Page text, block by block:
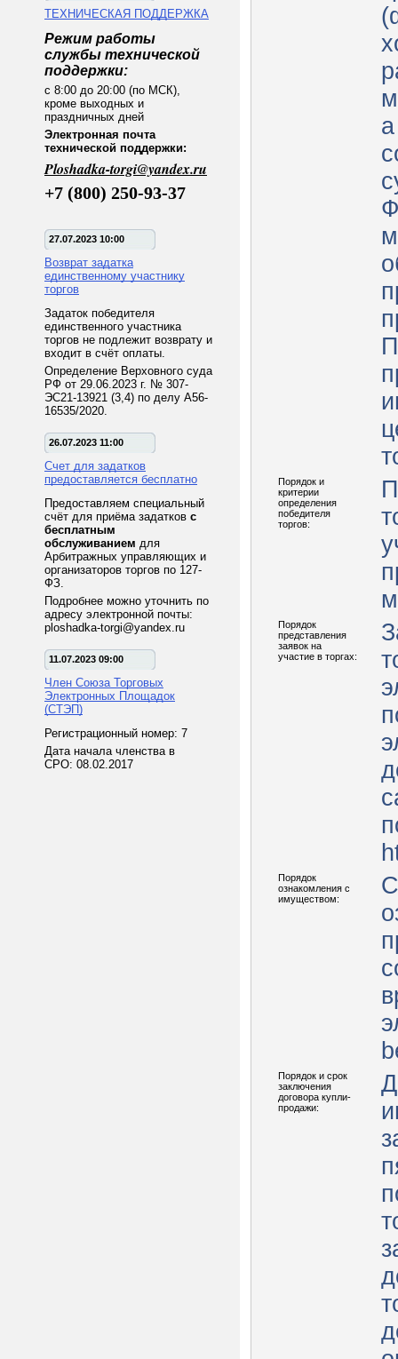
ТЕХНИЧЕСКАЯ ПОДДЕРЖКА
Режим работы
службы технической
поддержки:
с 8:00 до 20:00 (по МСК),
кроме выходных и
праздничных дней
Электронная почта
технической поддержки:
Ploshadka-torgi@yandex.ru
+7 (800) 250-93-37
27.07.2023 10:00
Возврат задатка
единственному участнику
торгов
Задаток победителя
единственного участника
торгов не подлежит возврату и
входит в счёт оплаты.
Определение Верховного суда
РФ от 29.06.2023 г. № 307-
ЭС21-13921 (3,4) по делу А56-
16535/2020.
26.07.2023 11:00
Счет для задатков
предоставляется бесплатно
Предоставляем специальный
счёт для приёма задатков с
бесплатным
обслуживанием для
Арбитражных управляющих и
организаторов торгов по 127-
ФЗ.
Подробнее можно уточнить по
адресу электронной почты:
ploshadka-torgi@yandex.ru
11.07.2023 09:00
Член Союза Торговых
Электронных Площадок
(СТЭП)
Регистрационный номер: 7
Дата начала членства в
СРО: 08.02.2017
Порядок и
критерии
определения
победителя
торгов:
Порядок
представления
заявок на
участие в торгах:
Порядок
ознакомления с
имуществом:
Порядок и срок
заключения
договора купли-
продажи: